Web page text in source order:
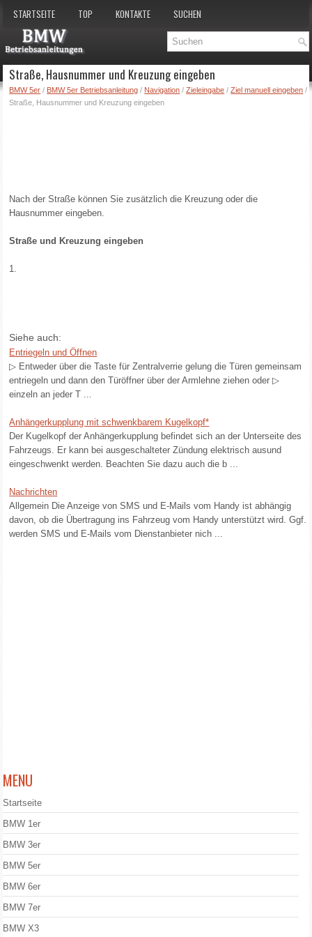
STARTSEITE TOP KONTAKTE SUCHEN
Straße, Hausnummer und Kreuzung eingeben
BMW 5er / BMW 5er Betriebsanleitung / Navigation /Zieleingabe /Ziel manuell eingeben /
Straße, Hausnummer und Kreuzung eingeben
Nach der Straße können Sie zusätzlich die Kreuzung oder die
Hausnummer eingeben.
Straße und Kreuzung eingeben
1.
Siehe auch:
Entriegeln und Öffnen
▷ Entweder über die Taste für Zentralverrie gelung die Türen gemeinsam
entriegeln und dann den Türöffner über der Armlehne ziehen oder ▷
einzeln an jeder T ...
Anhängerkupplung mit schwenkbarem Kugelkopf*
Der Kugelkopf der Anhängerkupplung befindet sich an der Unterseite des
Fahrzeugs. Er kann bei ausgeschalteter Zündung elektrisch ausund
eingeschwenkt werden. Beachten Sie dazu auch die b ...
Nachrichten
Allgemein Die Anzeige von SMS und E-Mails vom Handy ist abhängig
davon, ob die Übertragung ins Fahrzeug vom Handy unterstützt wird. Ggf.
werden SMS und E-Mails vom Dienstanbieter nich ...
MENU
Startseite
BMW 1er
BMW 3er
BMW 5er
BMW 6er
BMW 7er
BMW X3